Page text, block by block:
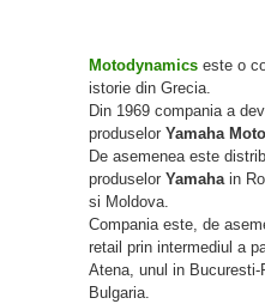
Motodynamics este o
istorie din Grecia.
Din 1969 compania a
produselor Yamaha
De asemenea este
produselor Yamahain
si Moldova.
Compania este, de
retail prin intermediul a
Atena, unul in
Bulgaria.